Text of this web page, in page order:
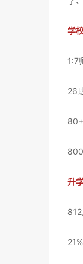
学
1:7
26
升